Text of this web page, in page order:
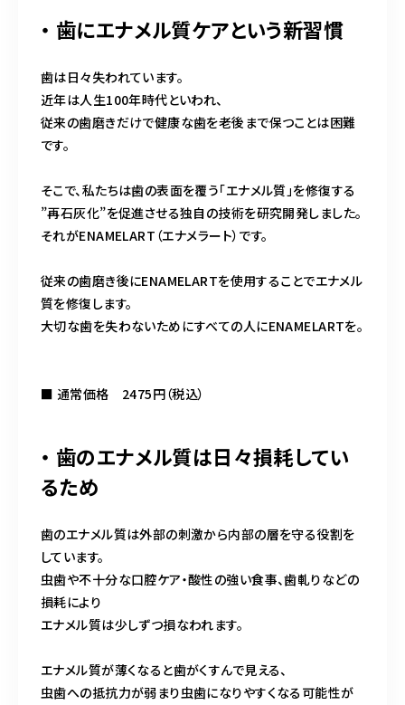
・ 歯にエナメル質ケアという新習慣
歯は日々失われています。
近年は人生100年時代といわれ、
従来の歯磨きだけで健康な歯を老後まで保つことは困難
です。
そこで、私たちは歯の表面を覆う「エナメル質」を修復する
”再石灰化”を促進させる独自の技術を研究開発しました。
それがENAMELART（エナメラート）です。
従来の歯磨き後にENAMELARTを使用することでエナメル
質を修復します。
大切な歯を失わないためにすべての人にENAMELART​を。
■ 通常価格 2475円（税込）
・ 歯のエナメル質は日々損耗してい
るため
歯のエナメル質は外部の刺激から内部の層を守る役割を
しています。
虫歯や不十分な口腔ケア・酸性の強い食事、歯軋りなどの
損耗により
エナメル質は少しずつ損なわれます。
エナメル質が薄くなると歯がくすんで見える、
虫歯への抵抗力が弱まり虫歯になりやすくなる可能性が